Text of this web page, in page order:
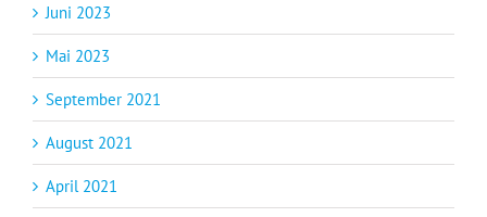
Juni 2023
Mai 2023
September 2021
August 2021
April 2021